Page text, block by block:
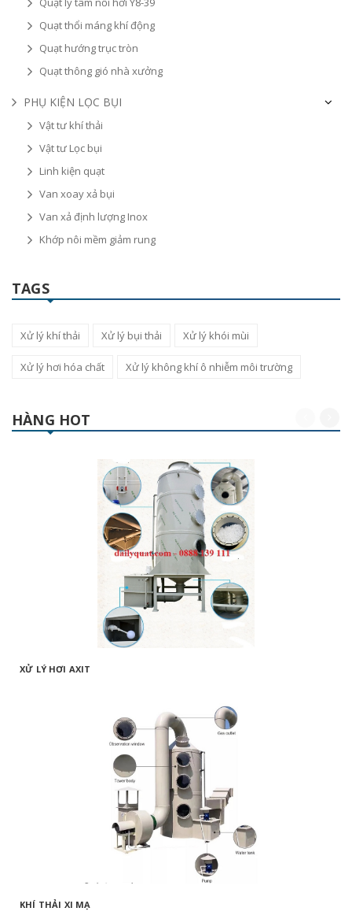
Quạt thổi máng khí động
Quạt hướng trục tròn
Quạt thông gió nhà xưởng
PHỤ KIỆN LỌC BỤI
Vật tư khí thải
Vật tư Lọc bụi
Linh kiện quạt
Van xoay xả bụi
Van xả định lượng Inox
Khớp nôi mềm giảm rung
TAGS
Xử lý khí thải Xử lý bụi thải Xử lý khói mùi
Xử lý hơi hóa chất Xử lý không khí ô nhiễm môi trường
HÀNG HOT
XỬ LÝ HƠI AXIT
KHÍ THẢI XI MẠ